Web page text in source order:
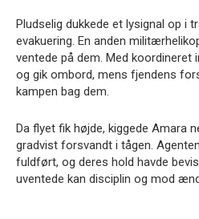
Pludselig dukkede et lysignal op i
evakuering. En anden
ventede på dem. Med koordineret
og gik ombord, mens fjendens
kampen bag dem.
Da flyet fik højde, kiggede Amara
gradvist forsvandt i tågen.
fuldført, og deres hold havde
uventede kan disciplin og mod